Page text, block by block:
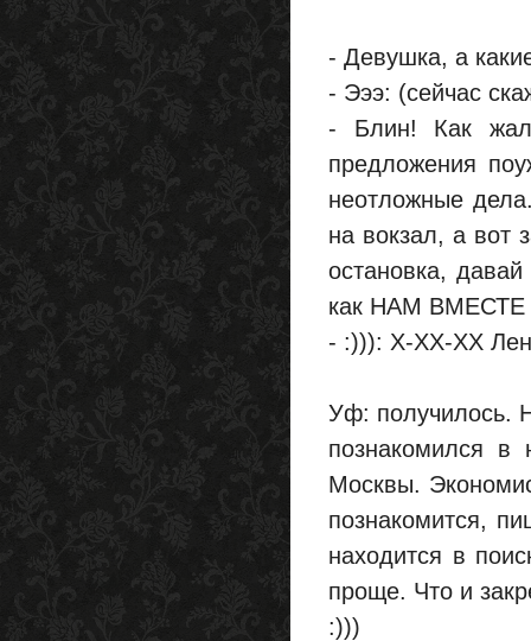
- Девушка, а
- Эээ: (сейчас
- Блин! Как
предложения
неотложные
на вокзал, а вот
остановка,
как НАМ ВМЕСТЕ
- :))): Х-ХХ-ХХ
Уф: получилось.
познакомился
Москвы.
познакомится,
находится в
проще. Что и
:)))